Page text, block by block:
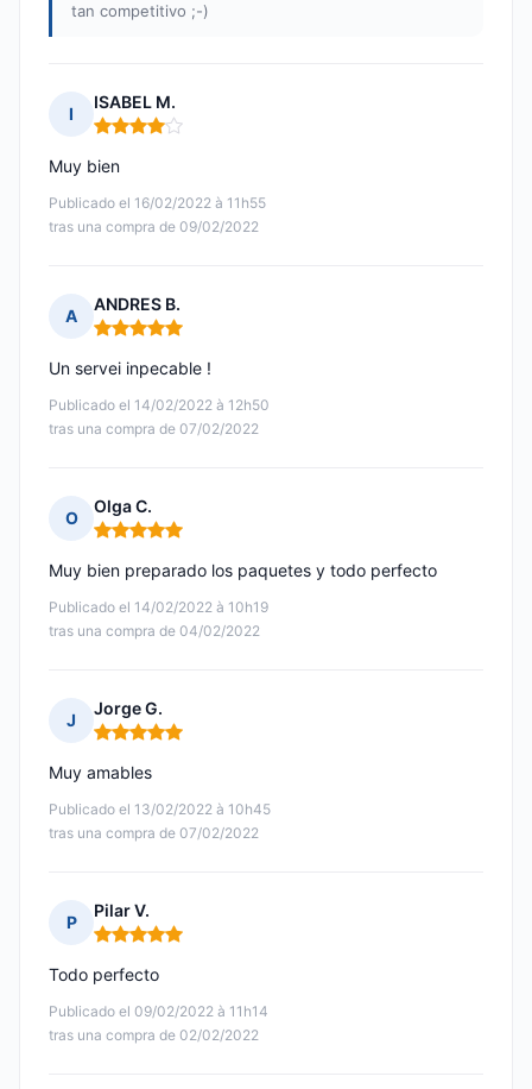
tan competitivo ;-)
I
ISABEL M.
Nota: 4 de 5
Publicado el 16/02/2022 à 11h55
tras una compra de 09/02/2022
Muy bien
A
ANDRES B.
Nota: 5 de 5
Publicado el 14/02/2022 à 12h50
tras una compra de 07/02/2022
Un servei inpecable !
O
Olga C.
Nota: 5 de 5
Publicado el 14/02/2022 à 10h19
tras una compra de 04/02/2022
Muy bien preparado los paquetes y todo perfecto
J
Jorge G.
Nota: 5 de 5
Publicado el 13/02/2022 à 10h45
tras una compra de 07/02/2022
Muy amables
P
Pilar V.
Nota: 5 de 5
Publicado el 09/02/2022 à 11h14
tras una compra de 02/02/2022
Todo perfecto